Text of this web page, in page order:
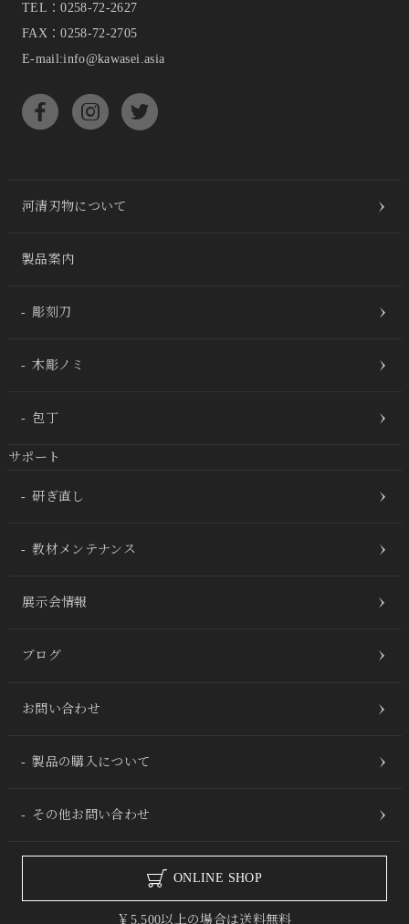
TEL：0258-72-2627
FAX：0258-72-2705
E-mail:info@kawasei.asia
河清刃物について
製品案内
彫刻刀
木彫ノミ
包丁
サポート
研ぎ直し
教材メンテナンス
展示会情報
ブログ
お問い合わせ
製品の購入について
その他お問い合わせ
ONLINE SHOP
￥5,500以上の場合は送料無料